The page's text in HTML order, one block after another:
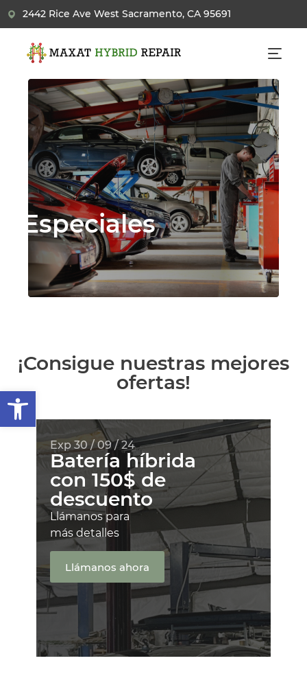
Abrir barra de herramientas
2442 Rice Ave West Sacramento, CA 95691
Especiales
¡Consigue nuestras mejores
ofertas!
Exp 30 / 09 / 24
Batería híbrida
con 150$ de
descuento
Llámanos para
más detalles
Llámanos ahora